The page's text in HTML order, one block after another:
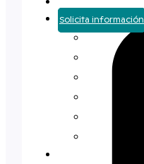
Solicita información